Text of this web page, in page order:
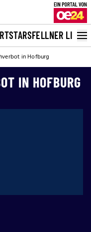
STARSFELLNER LIVE
in Hofburg
IN HOFBURG